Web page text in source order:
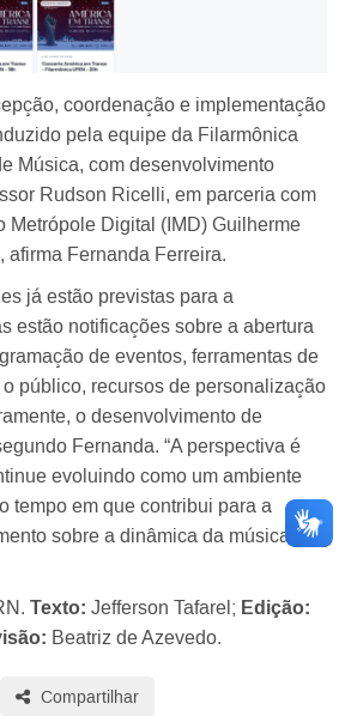
coordenação e implementação
pela equipe da Filarmônica
Música, com desenvolvimento
Rudson Ricelli, em parceria com
Metrópole Digital (IMD) Guilherme
afirma Fernanda Ferreira.
já estão previstas para a
estão notificações sobre a abertura
de eventos, ferramentas de
público, recursos de personalização
o desenvolvimento de
Fernanda. “A perspectiva é
evoluindo como um ambiente
tempo em que contribui para a
sobre a dinâmica da música de
Texto: Jefferson Tafarel; Edição:
Beatriz de Azevedo.
Compartilhar